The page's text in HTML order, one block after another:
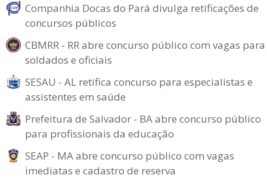
Companhia Docas do Pará divulga retificações de
concursos públicos
CBMRR - RR abre concurso público com vagas para
soldados e oficiais
SESAU - AL retifica concurso para especialistas e
assistentes em saúde
Prefeitura de Salvador - BA abre concurso público
para profissionais da educação
SEAP - MA abre concurso público com vagas
imediatas e cadastro de reserva